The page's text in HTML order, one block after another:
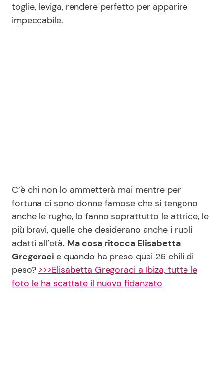
Salute Ricette Facili e Veloci
Chi siamo
Disclaimer e Privacy
Redazione
Contattaci
Pubblicità
Privacy Policy
toglie, leviga, rendere perfetto per apparire
impeccabile.
C’è chi non lo ammetterà mai mentre per
fortuna ci sono donne famose che si tengono
anche le rughe, lo fanno soprattutto le attrice, le
più bravi, quelle che desiderano anche i ruoli
adatti all’età. Ma cosa ritocca Elisabetta
Gregoraci e quando ha preso quei 26 chili di
peso? >>>Elisabetta Gregoraci a Ibiza, tutte le
foto le ha scattate il nuovo fidanzato